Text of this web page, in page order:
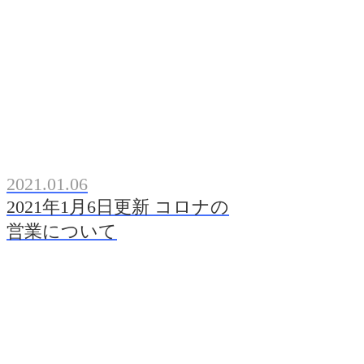
2021.01.06
2021年1月6日更新 コロナの
営業について